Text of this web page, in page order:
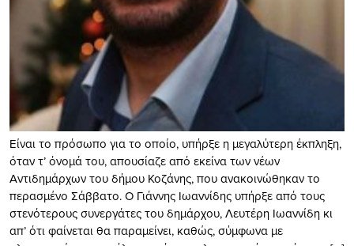
Είναι το πρόσωπο για το οποίο, υπήρξε η μεγαλύτερη έκπληξη,
όταν τ’ όνομά του, απουσίαζε από εκείνα των νέων
Αντιδημάρχων του δήμου Κοζάνης, που ανακοινώθηκαν το
περασμένο Σάββατο. Ο Γιάννης Ιωαννίδης υπήρξε από τους
στενότερους συνεργάτες του δημάρχου, Λευτέρη Ιωαννίδη κι
απ’ ότι φαίνεται θα παραμείνει, καθώς, σύμφωνα με